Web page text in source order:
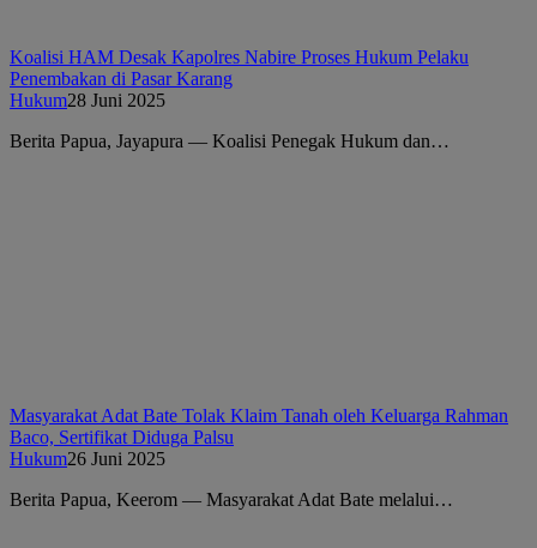
Koalisi HAM Desak Kapolres Nabire Proses Hukum Pelaku
Penembakan di Pasar Karang
Hukum28 Juni 2025
Berita Papua, Jayapura — Koalisi Penegak Hukum dan…
Masyarakat Adat Bate Tolak Klaim Tanah oleh Keluarga Rahman
Baco, Sertifikat Diduga Palsu
Hukum26 Juni 2025
Berita Papua, Keerom — Masyarakat Adat Bate melalui…